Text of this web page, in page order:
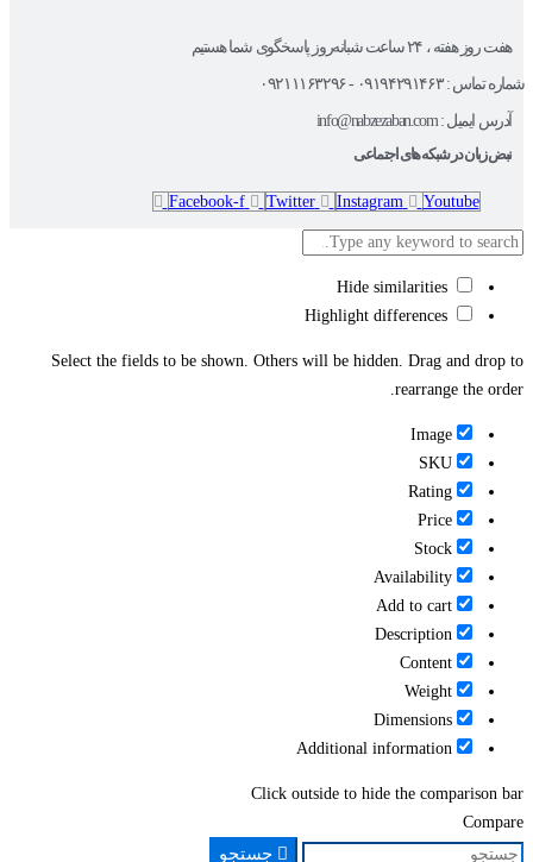
هفت روز هفته ، ۲۴ ساعت شبانه‌روز پاسخگوی شما هستیم
شماره تماس : ۰۹۱۹۴۲۹۱۴۶۳ - ۰۹۲۱۱۱۶۳۲۹۶
آدرس ایمیل : info@nabzezaban.com
نبض زبان در شبکه های اجتماعی
Facebook-f Twitter Instagram Youtube
Select the fields to be shown. Others will be hidden. Drag and drop to
rearrange the order.
Image
SKU
Rating
Price
Stock
Availability
Add to cart
Description
Content
Weight
Dimensions
Additional information
Click outside to hide the comparison bar
Compare
جستجو
جستجو